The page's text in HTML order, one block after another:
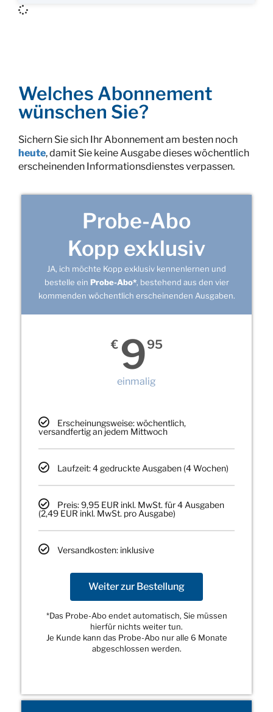
Welches Abonnement
wünschen Sie?
Sichern Sie sich Ihr Abonnement am besten noch
heute, damit Sie keine Ausgabe dieses wöchentlich
erscheinenden Informationsdienstes verpassen.
Probe-Abo
Kopp exklusiv
JA, ich möchte Kopp exklusiv kennenlernen und
bestelle ein Probe-Abo*, bestehend aus den vier
kommenden wöchentlich erscheinenden Ausgaben.
€ 995
einmalig
Erscheinungsweise: wöchentlich,
versandfertig an jedem Mittwoch
Laufzeit: 4 gedruckte Ausgaben (4 Wochen)
Preis: 9,95 EUR inkl. MwSt. für 4 Ausgaben
(2,49 EUR inkl. MwSt. pro Ausgabe)
Versandkosten: inklusive
Weiter zur Bestellung
*Das Probe-Abo endet automatisch, Sie müssen
hierfür nichts weiter tun.
Je Kunde kann das Probe-Abo nur alle 6 Monate
abgeschlossen werden.